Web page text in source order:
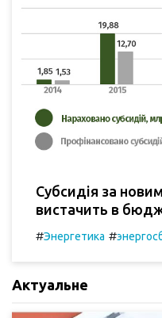
Субсидія за
вистачить в
#Энергетика #
Актуальне